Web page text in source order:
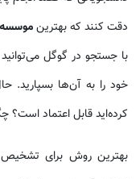
دقت کنند که بهترینموسسه
با جستجو در گوگل
خود را به آن‌ها بسپارید.
کرده‌اید قابل اعتماد
بهترین روش برای